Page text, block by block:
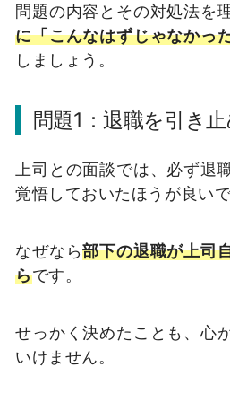
問題の内容とその対処法を
に「こんなはずじゃなかっ
しましょう。
問題1：退職を引き
上司との面談では、必ず退
覚悟しておいたほうが良いで
なぜなら部下の退職が上司
らです。
せっかく決めたことも、心
いけません。